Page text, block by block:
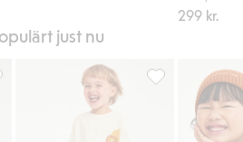
299 kr.
just nu
med lejonbrodyr, Lägg till i
Byxor i twill,